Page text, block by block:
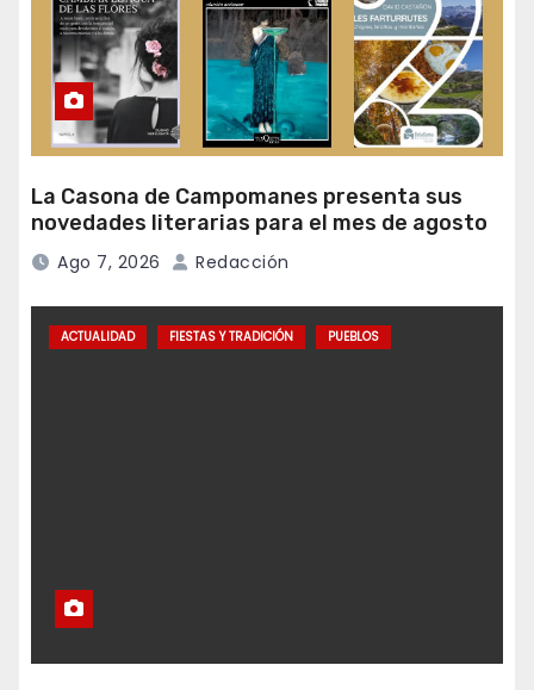
La Casona de Campomanes presenta sus
novedades literarias para el mes de agosto
Ago 7, 2026 Redacción
ACTUALIDAD FIESTAS Y TRADICIÓN PUEBLOS